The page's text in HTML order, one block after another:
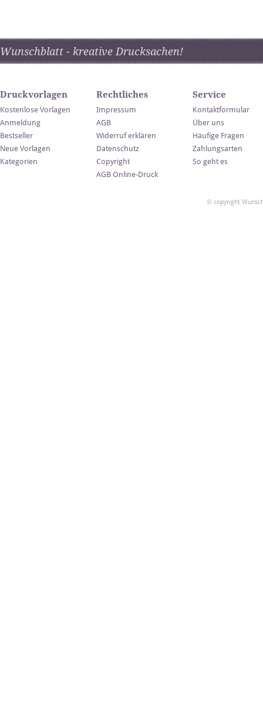
Wunschblatt - kreative Drucksachen!
Druckvorlagen
Kostenlose Vorlagen
Anmeldung
Bestseller
Neue Vorlagen
Kategorien
Rechtliches
Impressum
AGB
Widerruf erklären
Datenschutz
Copyright
AGB Online-Druck
Service
Kontaktformular
Über uns
Häufige Fragen
Zahlungsarten
So geht es
© copyright